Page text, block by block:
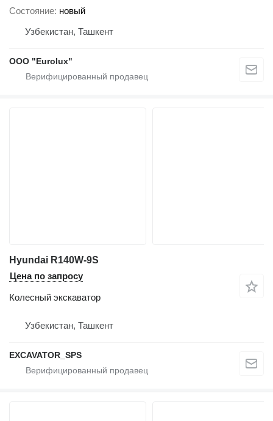
Состояние новый
Узбекистан, Ташкент
ООО "Eurolux"
Hyundai R140W-9S
Цена по запросу
Колесный экскаватор
Узбекистан, Ташкент
EXCAVATOR_SPS